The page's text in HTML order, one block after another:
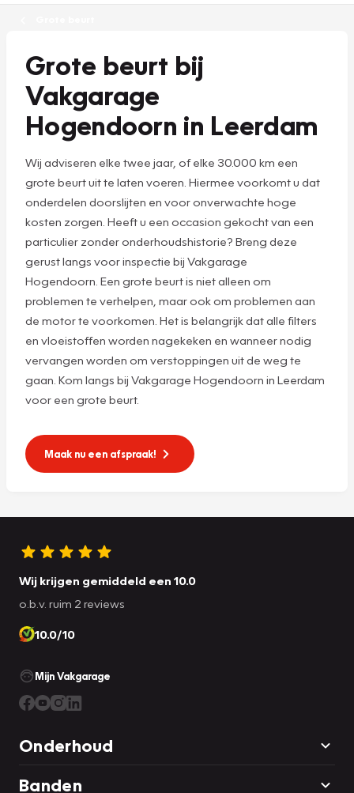
Grote beurt bij
Vakgarage
Hogendoorn in Leerdam
Wij adviseren elke twee jaar, of elke 30.000 km een
grote beurt uit te laten voeren. Hiermee voorkomt u dat
onderdelen doorslijten en voor onverwachte hoge
kosten zorgen. Heeft u een occasion gekocht van een
particulier zonder onderhoudshistorie? Breng deze
gerust langs voor inspectie bij Vakgarage
Hogendoorn. Een grote beurt is niet alleen om
problemen te verhelpen, maar ook om problemen aan
de motor te voorkomen. Het is belangrijk dat alle filters
en vloeistoffen worden nagekeken en wanneer nodig
vervangen worden om verstoppingen uit de weg te
gaan. Kom langs bij Vakgarage Hogendoorn in Leerdam
voor een grote beurt.
Maak nu een afspraak!
Wij krijgen gemiddeld een 10.0
o.b.v. ruim 2 reviews
10.0/10
Mijn Vakgarage
Onderhoud
Banden